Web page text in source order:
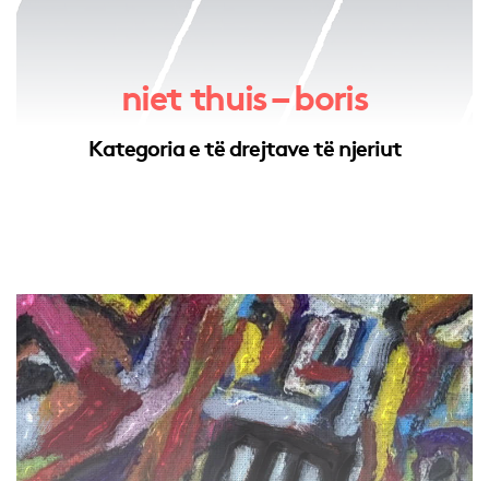
niet thuis – boris
Kategoria e të drejtave të njeriut